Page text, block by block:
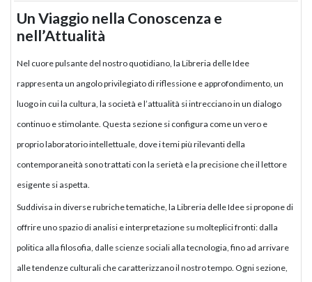
Un Viaggio nella Conoscenza e
nell’Attualità
Nel cuore pulsante del nostro quotidiano, la Libreria delle Idee
rappresenta un angolo privilegiato di riflessione e approfondimento, un
luogo in cui la cultura, la società e l’attualità si intrecciano in un dialogo
continuo e stimolante. Questa sezione si configura come un vero e
proprio laboratorio intellettuale, dove i temi più rilevanti della
contemporaneità sono trattati con la serietà e la precisione che il lettore
esigente si aspetta.
Suddivisa in diverse rubriche tematiche, la Libreria delle Idee si propone di
offrire uno spazio di analisi e interpretazione su molteplici fronti: dalla
politica alla filosofia, dalle scienze sociali alla tecnologia, fino ad arrivare
alle tendenze culturali che caratterizzano il nostro tempo. Ogni sezione,